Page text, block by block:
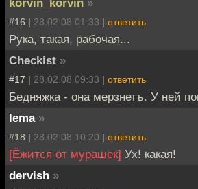
#16 | 28.02.08 01:33 | ответить
Рука, такая, рабочая...
Checkist »
#17 | 28.02.08 09:33 | ответить
Бедняжка - она мерзнетъ. У ней
lema »
#18 | 28.02.08 10:20 | ответить
[Ёжится от мурашек] Ух! какая!
dervish »